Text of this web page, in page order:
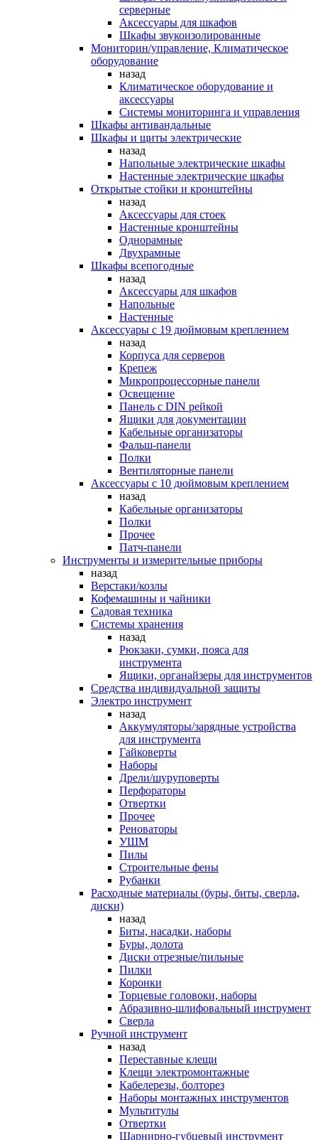
серверные
Аксессуары для шкафов
Шкафы звукоизолированные
Мониторин/управление, Климатическое
оборудование
назад
Климатическое оборудование и
аксессуары
Системы мониторинга и управления
Шкафы антивандальные
Шкафы и щиты электрические
назад
Напольные электрические шкафы
Настенные электрические шкафы
Открытые стойки и кронштейны
назад
Аксессуары для стоек
Настенные кронштейны
Однорамные
Двухрамные
Шкафы всепогодные
назад
Аксессуары для шкафов
Напольные
Настенные
Аксессуары с 19 дюймовым креплением
назад
Корпуса для серверов
Крепеж
Микропроцессорные панели
Освещение
Панель с DIN рейкой
Ящики для документации
Кабельные организаторы
Фальш-панели
Полки
Вентиляторные панели
Аксессуары с 10 дюймовым креплением
назад
Кабельные организаторы
Полки
Прочее
Патч-панели
Инструменты и измерительные приборы
назад
Верстаки/козлы
Кофемашины и чайники
Садовая техника
Системы хранения
назад
Рюкзаки, сумки, пояса для
инструмента
Ящики, органайзеры для инструментов
Средства индивидуальной защиты
Электро инструмент
назад
Аккумуляторы/зарядные устройства
для инструмента
Гайковерты
Наборы
Дрели/шуруповерты
Перфораторы
Отвертки
Прочее
Реноваторы
УШМ
Пилы
Строительные фены
Рубанки
Расходные материалы (буры, биты, сверла,
диски)
назад
Биты, насадки, наборы
Буры, долота
Диски отрезные/пильные
Пилки
Коронки
Торцевые головоки, наборы
Абразивно-шлифовальный инструмент
Сверла
Ручной инструмент
назад
Переставные клещи
Клещи электромонтажные
Кабелерезы, болторез
Наборы монтажных инструментов
Мультитулы
Отвертки
Шарнирно-губцевый инструмент